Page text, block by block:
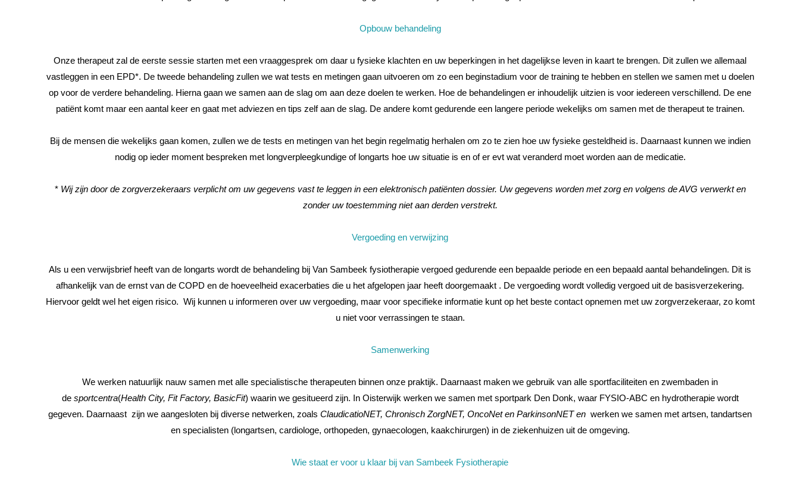
Opbouw behandeling
Onze therapeut zal de eerste sessie starten met een vraaggesprek om daar u fysieke klachten en uw beperkingen in het dagelijkse leven in kaart te brengen. Dit zullen we allemaal
vastleggen in een EPD*. De tweede behandeling zullen we wat tests en metingen gaan uitvoeren om zo een beginstadium voor de training te hebben en stellen we samen met u doelen
op voor de verdere behandeling. Hierna gaan we samen aan de slag om aan deze doelen te werken. Hoe de behandelingen er inhoudelijk uitzien is voor iedereen verschillend. De ene
patiënt komt maar een aantal keer en gaat met adviezen en tips zelf aan de slag. De andere komt gedurende een langere periode wekelijks om samen met de therapeut te trainen.
Bij de mensen die wekelijks gaan komen, zullen we de tests en metingen van het begin regelmatig herhalen om zo te zien hoe uw fysieke gesteldheid is. Daarnaast kunnen we indien
nodig op ieder moment bespreken met longverpleegkundige of longarts hoe uw situatie is en of er evt wat veranderd moet worden aan de medicatie.
* Wij zijn door de zorgverzekeraars verplicht om uw gegevens vast te leggen in een elektronisch patiënten dossier. Uw gegevens worden met zorg en volgens de AVG verwerkt en
zonder uw toestemming niet aan derden verstrekt.
Vergoeding en verwijzing
Als u een verwijsbrief heeft van de longarts wordt de behandeling bij Van Sambeek fysiotherapie vergoed gedurende een bepaalde periode en een bepaald aantal behandelingen. Dit is
afhankelijk van de ernst van de COPD en de hoeveelheid exacerbaties die u het afgelopen jaar heeft doorgemaakt . De vergoeding wordt volledig vergoed uit de basisverzekering.
Hiervoor geldt wel het eigen risico. Wij kunnen u informeren over uw vergoeding, maar voor specifieke informatie kunt op het beste contact opnemen met uw zorgverzekeraar, zo komt
u niet voor verrassingen te staan.
Samenwerking
We werken natuurlijk nauw samen met alle specialistische therapeuten binnen onze praktijk. Daarnaast maken we gebruik van alle sportfaciliteiten en zwembaden in
de sportcentra(Health City, Fit Factory, BasicFit) waarin we gesitueerd zijn. In Oisterwijk werken we samen met sportpark Den Donk, waar FYSIO-ABC en hydrotherapie wordt
gegeven. Daarnaast zijn we aangesloten bij diverse netwerken, zoals ClaudicatioNET, Chronisch ZorgNET, OncoNet en ParkinsonNET en werken we samen met artsen, tandartsen
en specialisten (longartsen, cardiologe, orthopeden, gynaecologen, kaakchirurgen) in de ziekenhuizen uit de omgeving.
Wie staat er voor u klaar bij van Sambeek Fysiotherapie